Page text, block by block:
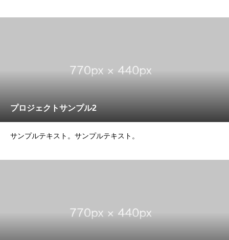
プロジェクトサンプル2
サンプルテキスト。サンプルテキスト。